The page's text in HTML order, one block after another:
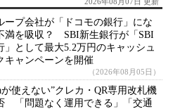
ープ会社が「ドコモの銀行」にな
満を吸収？ SBI新生銀行が「SBI
」として最大5.2万円のキャッシュ
キャンペーンを開催
（2026年08月05日）
が使えない”クレカ・QR専用改札機
「問題なく運用できる」「交通